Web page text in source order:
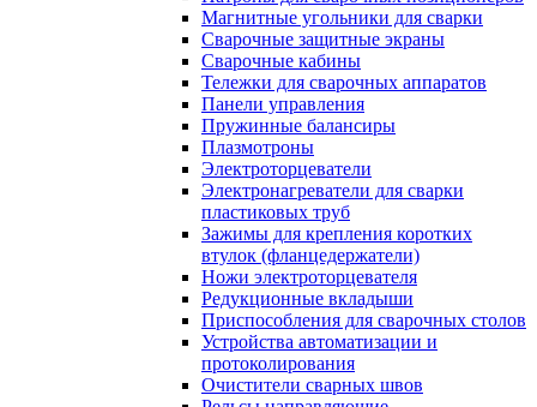
Магнитные угольники для сварки
Сварочные защитные экраны
Сварочные кабины
Тележки для сварочных аппаратов
Панели управления
Пружинные балансиры
Плазмотроны
Электроторцеватели
Электронагреватели для сварки
пластиковых труб
Зажимы для крепления коротких
втулок (фланцедержатели)
Ножи электроторцевателя
Редукционные вкладыши
Приспособления для сварочных столов
Устройства автоматизации и
протоколирования
Очистители сварных швов